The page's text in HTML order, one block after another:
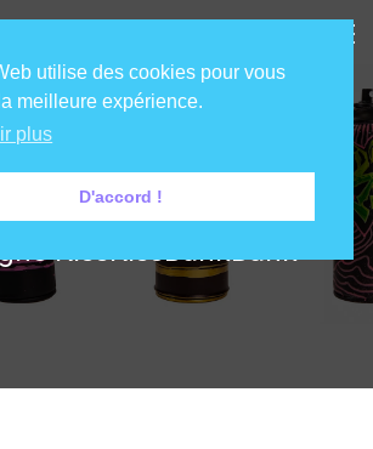
Le Before
KissKissBankBank
utilise des cookies pour vous
meilleure expérience.
plus
D'accord !